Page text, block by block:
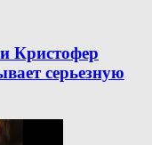
Кристофер
серьезную